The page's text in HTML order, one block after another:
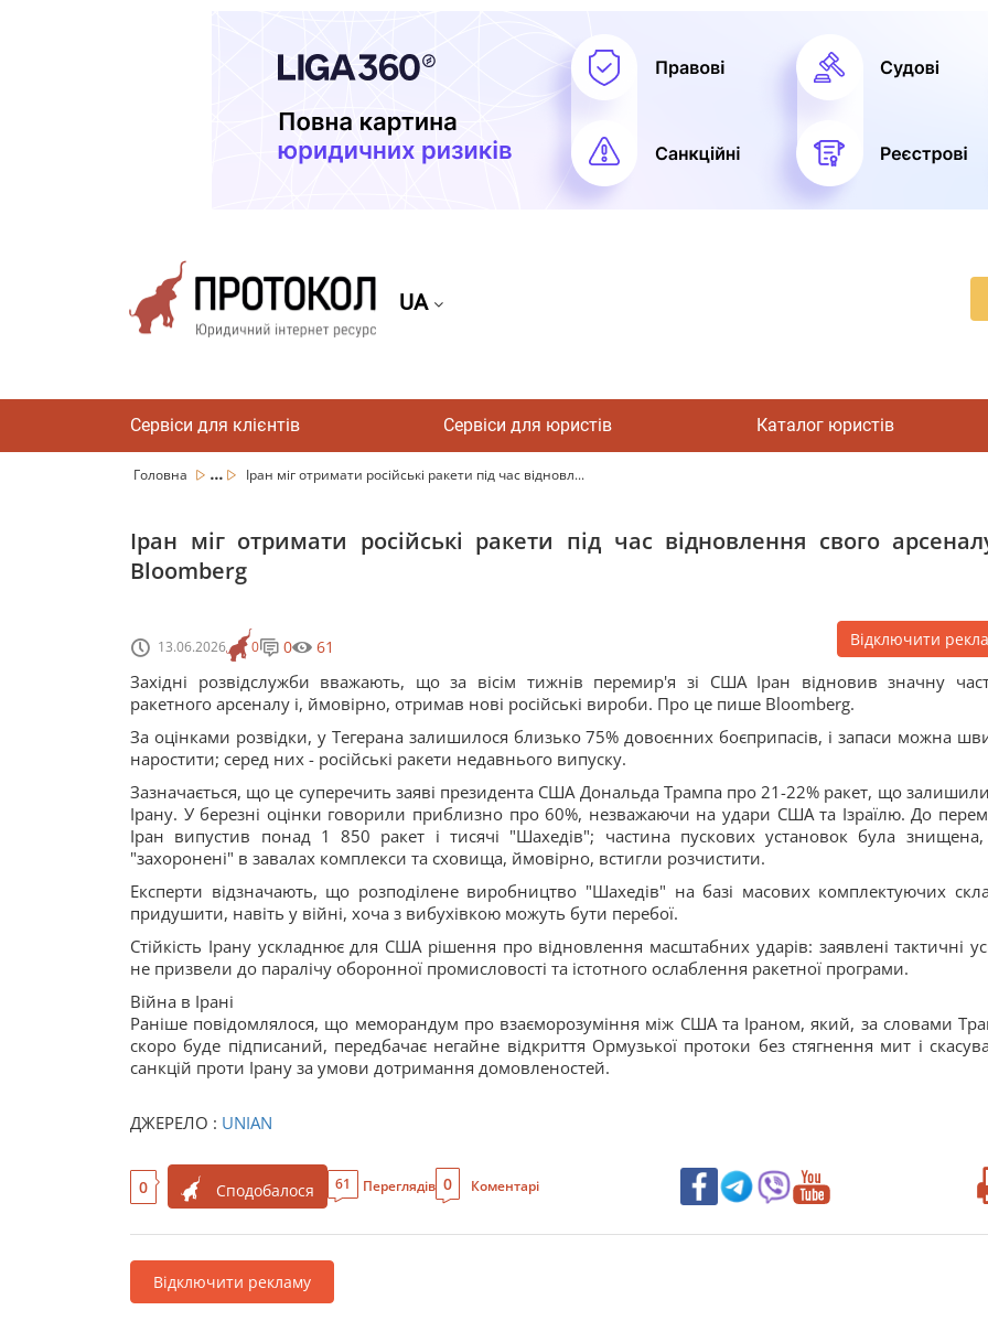
UA
Сервіси для клієнтів Сервіси для юристів Каталог юристів
Головна ... Іран міг отримати російські ракети під час відновл...
Іран міг отримати російські ракети під час відновлення свого
Bloomberg
13.06.2026 0 0 61 Відключити
Західні розвідслужби вважають, що за вісім тижнів перемир'я зі США Іран відновив значну
ракетного арсеналу і, ймовірно, отримав нові російські вироби. Про це пише Bloomberg.
За оцінками розвідки, у Тегерана залишилося близько 75% довоєнних боєприпасів, і запаси можна
наростити; серед них - російські ракети недавнього випуску.
Зазначається, що це суперечить заяві президента США Дональда Трампа про 21-22% ракет, що
Ірану. У березні оцінки говорили приблизно про 60%, незважаючи на удари США та Ізраїлю. До
Іран випустив понад 1 850 ракет і тисячі "Шахедів"; частина пускових установок була
"захоронені" в завалах комплекси та сховища, ймовірно, встигли розчистити.
Експерти відзначають, що розподілене виробництво "Шахедів" на базі масових комплектуючих
придушити, навіть у війні, хоча з вибухівкою можуть бути перебої.
Стійкість Ірану ускладнює для США рішення про відновлення масштабних ударів: заявлені тактичні
не призвели до паралічу оборонної промисловості та істотного ослаблення ракетної програми.
Війна в Ірані
Раніше повідомлялося, що меморандум про взаєморозуміння між США та Іраном, який, за словами
скоро буде підписаний, передбачає негайне відкриття Ормузької протоки без стягнення мит і
санкцій проти Ірану за умови дотримання домовленостей.
ДЖЕРЕЛО : UNIAN
0 Сподобалося 61 Переглядів 0 Коментарі
Відключити рекламу